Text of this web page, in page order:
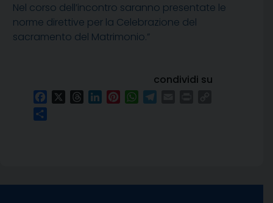
Nel corso dell’incontro saranno presentate le
norme direttive per la Celebrazione del
sacramento del Matrimonio.”
condividi su
FacebookThreadsLinkedInPinterestWhatsApp